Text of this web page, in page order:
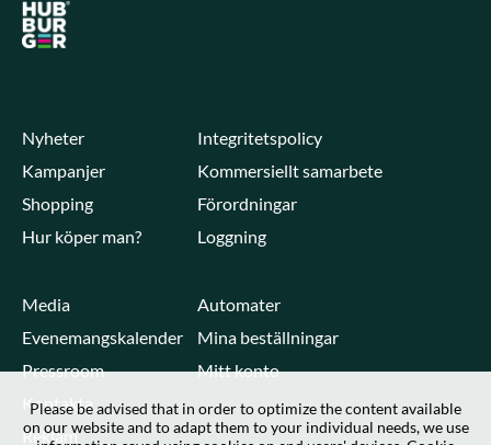
Nyheter
Kampanjer
Shopping
Hur köper man?
Integritetspolicy
Kommersiellt samarbete
Förordningar
Loggning
Media
Evenemangskalender
Pressroom
Kontakta
Reklam
Automater
Mina beställningar
Mitt konto
Please be advised that in order to optimize the content available
on our website and to adapt them to your individual needs, we use